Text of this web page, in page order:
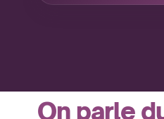
On parle